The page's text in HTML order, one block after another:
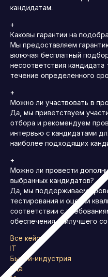
кандидатам.
+
Каковы гарантии на
Мы предоставляем
включая бесплатный
несоответствия кандидата
течение определенного
+
Можно ли участвовать в
Да, мы приветствуем
отбора и рекомендуем
интервью с кандидатами
наиболее подходящих
+
Можно ли провести
выбранных кандидатов?
Да, мы поддерживаем
тестирования и оценки
соответствии с
обеспечения наилучшего
Все кейсы
IT
Бьюти-индустрия
Еда